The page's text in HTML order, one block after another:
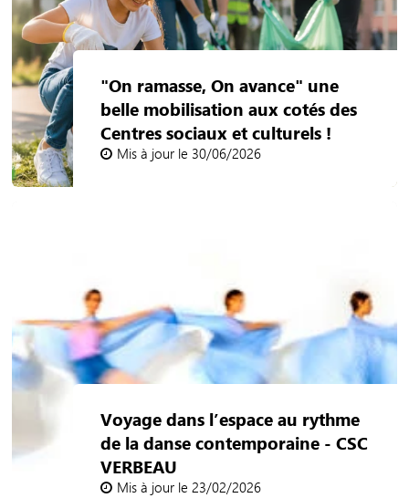
"On ramasse, On avance" une
belle mobilisation aux cotés des
Centres sociaux et culturels !
Mis à jour le 30/06/2026
Voyage dans l’espace au rythme
de la danse contemporaine - CSC
VERBEAU
Mis à jour le 23/02/2026